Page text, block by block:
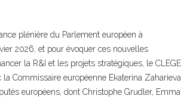
plénière du Parlement européen à
2026, et pour évoquer ces nouvelles
la R&I et les projets stratégiques, le CLEGE
la Commissaire européenne Ekaterina Zaharieva
européens, dont Christophe Grudler, Emma